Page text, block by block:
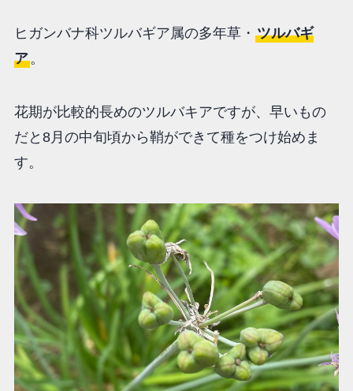
ヒガンバナ科ツルバギア属の多年草・ ツルバギ
ア。
花期が比較的長めのツルバキアですが、早いもの
だと8月の中旬頃から鞘ができて種をつけ始めま
す。